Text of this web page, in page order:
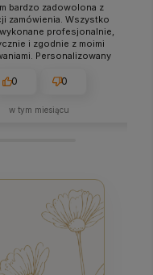
bardzo zadowolona z
zamówienia. Wszystko
profesjonalnie,
i zgodnie z moimi
Personalizowany
bez zarzutu. Polecam z
0 0
w tym miesiącu